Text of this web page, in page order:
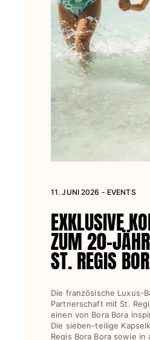
Loungewear-kollektion
Alle Bekleidung anzeigen
Große Größen
Alle Große Größen anzeigen
Bademode
Oberteile
Rashguards
Alle Bademode anzeigen
Bekleidung
Polos
Shorts
Hemden
11. JUNI 2026 - EVENTS
EXKLUSIVE
ZUM 20-
ST. REGIS
Die französische Luxus-
Partnerschaft mit St.
einen von Bora Bora
Die sieben-teilige
Regis Bora Bora sowie